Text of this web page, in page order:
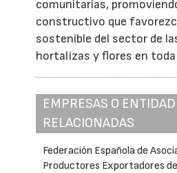
comunitarias,
constructivo que
sostenible del sector de
hortalizas y flores en toda
EMPRESAS O
RELACIONADAS
Federación Española de
Productores Exportadores